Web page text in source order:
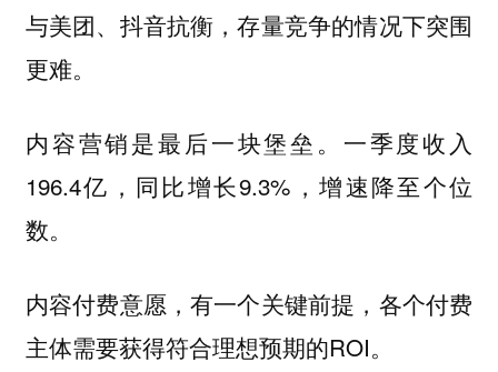
与美团、抖音抗衡，存量竞争的情况下突围
更难。
内容营销是最后一块堡垒。一季度收入
196.4亿，同比增长9.3%，增速降至个位
数。
内容付费意愿，有一个关键前提，各个付费
主体需要获得符合理想预期的ROI。